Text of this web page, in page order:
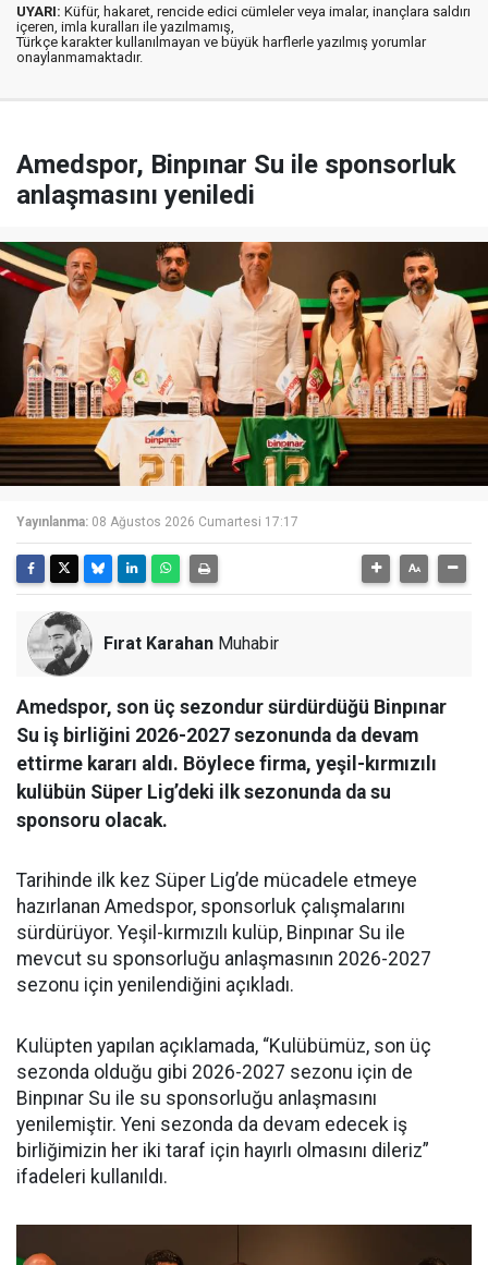
UYARI: Küfür, hakaret, rencide edici cümleler veya imalar, inançlara saldırı
içeren, imla kuralları ile yazılmamış,
Türkçe karakter kullanılmayan ve büyük harflerle yazılmış yorumlar
onaylanmamaktadır.
Amedspor, Binpınar Su ile sponsorluk
anlaşmasını yeniledi
Yayınlanma: 08 Ağustos 2026 Cumartesi 17:17
Fırat Karahan Muhabir
Amedspor, son üç sezondur sürdürdüğü Binpınar
Su iş birliğini 2026-2027 sezonunda da devam
ettirme kararı aldı. Böylece firma, yeşil-kırmızılı
kulübün Süper Lig’deki ilk sezonunda da su
sponsoru olacak.
Tarihinde ilk kez Süper Lig’de mücadele etmeye
hazırlanan Amedspor, sponsorluk çalışmalarını
sürdürüyor. Yeşil-kırmızılı kulüp, Binpınar Su ile
mevcut su sponsorluğu anlaşmasının 2026-2027
sezonu için yenilendiğini açıkladı.
Kulüpten yapılan açıklamada, “Kulübümüz, son üç
sezonda olduğu gibi 2026-2027 sezonu için de
Binpınar Su ile su sponsorluğu anlaşmasını
yenilemiştir. Yeni sezonda da devam edecek iş
birliğimizin her iki taraf için hayırlı olmasını dileriz”
ifadeleri kullanıldı.